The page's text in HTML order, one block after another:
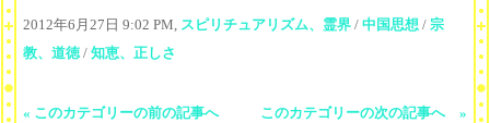
2012年6月27日 9:02 PM, スピリチュアリズム、霊界 / 中国思想 / 宗
教、道徳/ 知恵、正しさ
« このカテゴリーの前の記事へ このカテゴリーの次の記事へ »